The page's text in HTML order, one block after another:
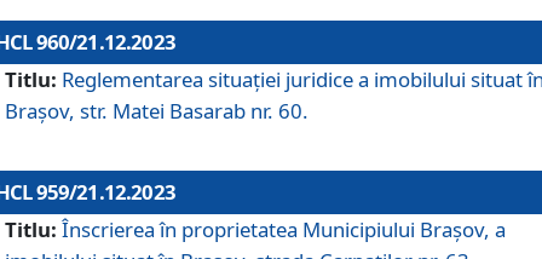
960/21.12.2023
Titlu: Reglementarea situației juridice a imobilului situat
Brașov, str. Matei Basarab nr. 60.
959/21.12.2023
Titlu: Înscrierea în proprietatea Municipiului Brașov, a